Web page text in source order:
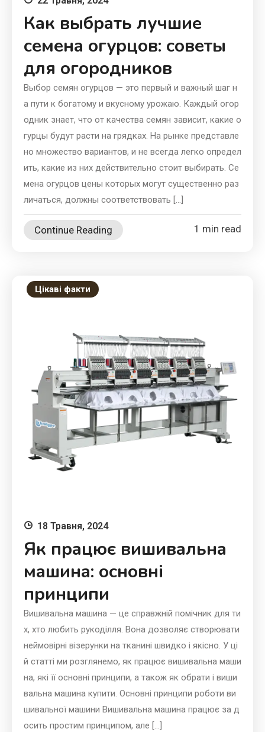
Как выбрать лучшие
семена огурцов: советы
для огородников
Выбор семян огурцов — это первый и важный шаг н
а пути к богатому и вкусному урожаю. Каждый огор
одник знает, что от качества семян зависит, какие о
гурцы будут расти на грядках. На рынке представле
но множество вариантов, и не всегда легко определ
ить, какие из них действительно стоит выбирать. Се
мена огурцов цены которых могут существенно раз
личаться, должны соответствовать […]
Continue Reading 1 min read
Цікаві факти
18 Травня, 2024
Як працює вишивальна
машина: основні
принципи
Вишивальна машина — це справжній помічник для ти
х, хто любить рукоділля. Вона дозволяє створювати
неймовірні візерунки на тканині швидко і якісно. У ці
й статті ми розглянемо, як працює вишивальна маши
на, які її основні принципи, а також як обрати і виши
вальна машина купити. Основні принципи роботи ви
шивальної машини Вишивальна машина працює за д
осить простим принципом, але […]